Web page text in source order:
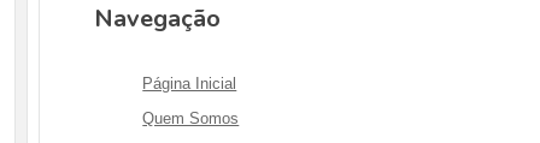
Navegação
Página Inicial
Quem Somos